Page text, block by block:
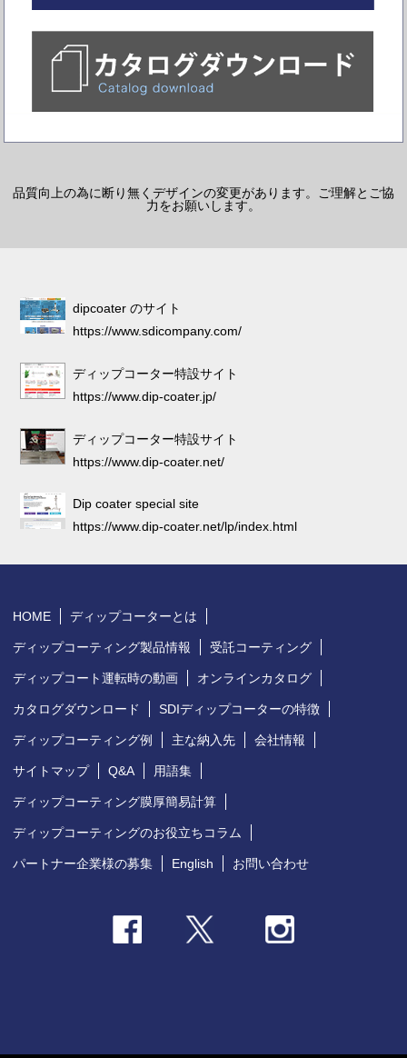
品質向上の為に断り無くデザインの変更があります。ご理解とご協
力をお願いします。
dipcoater のサイト
https://www.sdicompany.com/
ディップコーター特設サイト
https://www.dip-coater.jp/
ディップコーター特設サイト
https://www.dip-coater.net/
Dip coater special site
https://www.dip-coater.net/lp/index.html
HOME ディップコーターとは
ディップコーティング製品情報 受託コーティング
ディップコート運転時の動画 オンラインカタログ
カタログダウンロード SDIディップコーターの特徴
ディップコーティング例 主な納入先 会社情報
サイトマップ Q&A 用語集
ディップコーティング膜厚簡易計算
ディップコーティングのお役立ちコラム
パートナー企業様の募集 English お問い合わせ